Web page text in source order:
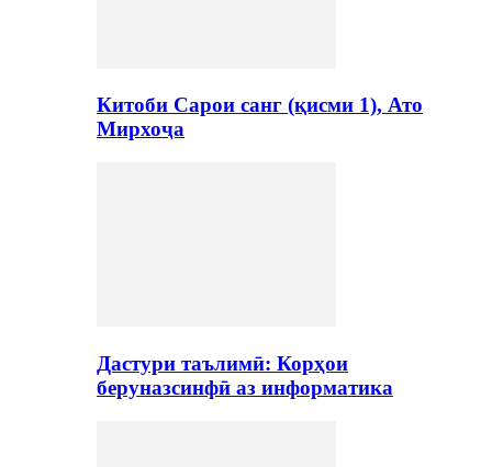
Китоби Сарои санг (қисми 1), Ато
Мирхоҷа
Дастури таълимӣ: Корҳои
беруназсинфӣ аз информатика